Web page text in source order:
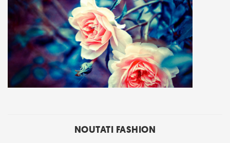
NOUTATI FASHION